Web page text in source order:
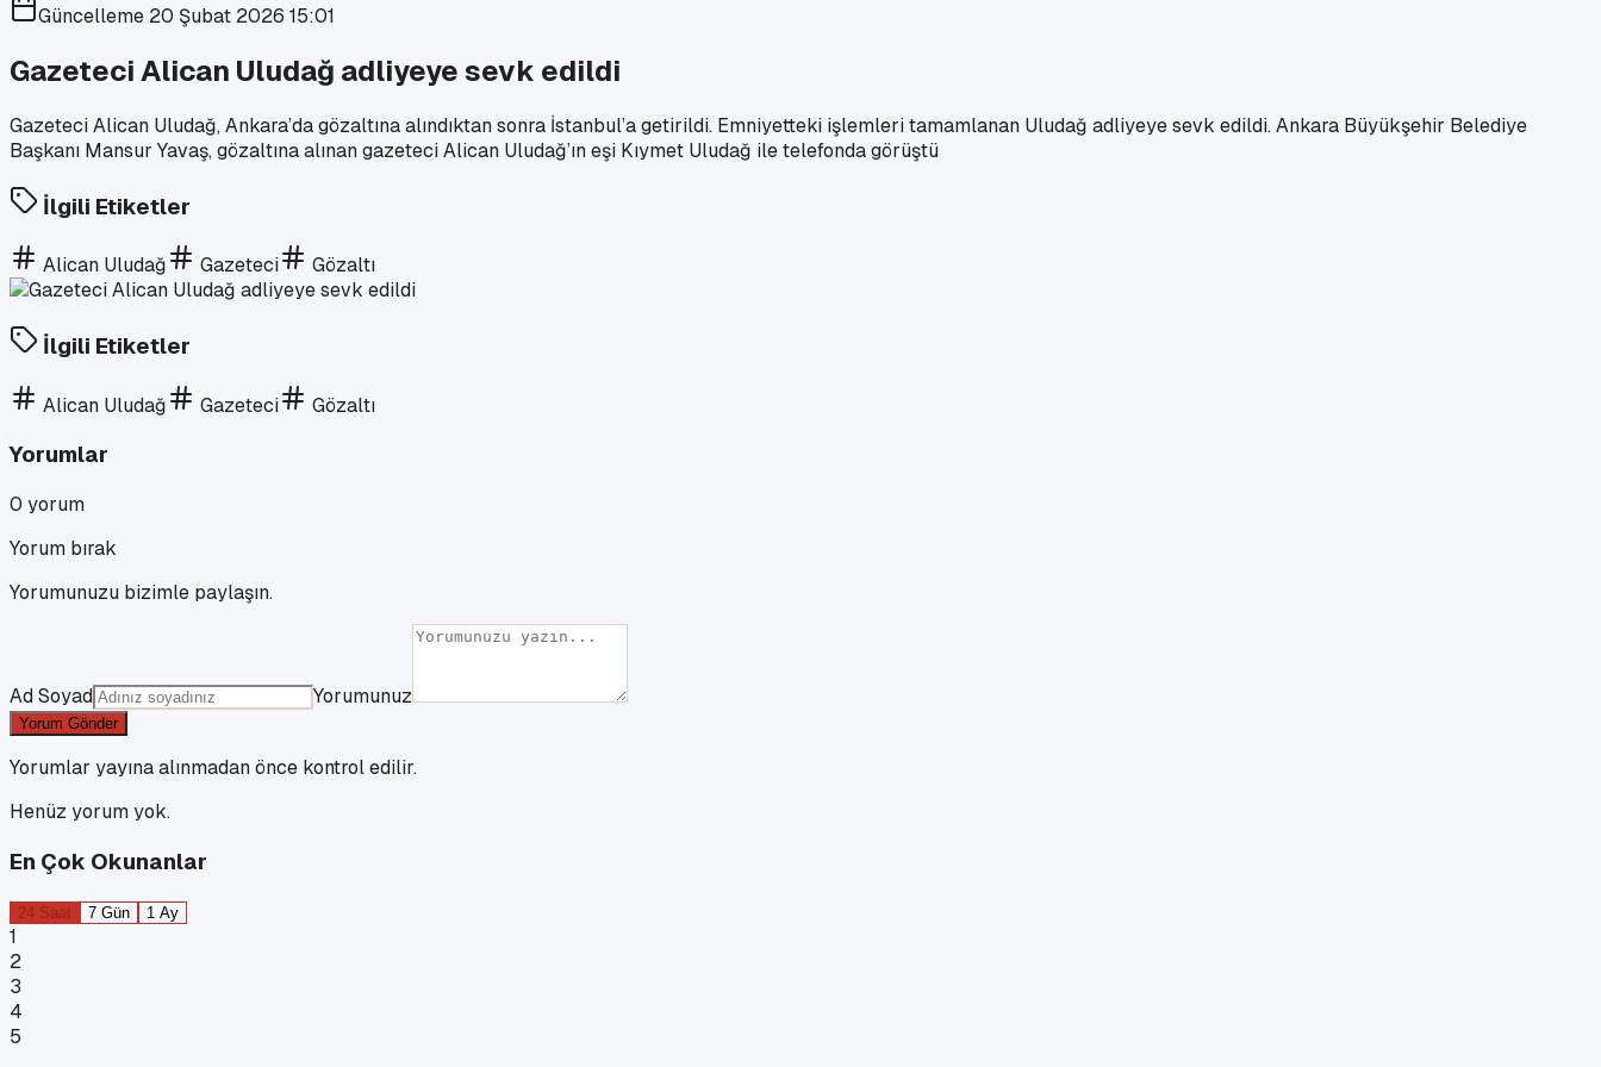
Güncelleme 20 Şubat 2026 15:01
Gazeteci Alican Uludağ adliyeye sevk edildi
Gazeteci Alican Uludağ, Ankara’da gözaltına alındıktan sonra İstanbul’a getirildi. Emniyetteki işlemleri tamamlanan Uludağ adliyeye sevk edildi. Ankara Büyükşehir Belediye
Başkanı Mansur Yavaş, gözaltına alınan gazeteci Alican Uludağ’ın eşi Kıymet Uludağ ile telefonda görüştü
İlgili Etiketler
Alican Uludağ Gazeteci Gözaltı
İlgili Etiketler
Alican Uludağ Gazeteci Gözaltı
Yorumlar
0 yorum
Yorum bırak
Yorumunuzu bizimle paylaşın.
Ad Soyad Yorumunuz
Yorum Gönder
Yorumlar yayına alınmadan önce kontrol edilir.
Henüz yorum yok.
En Çok Okunanlar
24 Saat 7 Gün 1 Ay
1
2
3
4
5